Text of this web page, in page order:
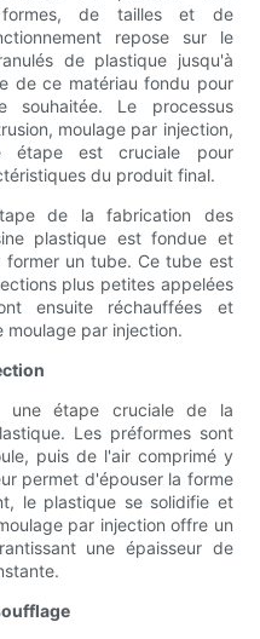
de tailles et de
repose sur le
de plastique jusqu'à
de ce matériau fondu pour
Le processus
moulage par injection,
étape est cruciale pour
du produit final.
de la fabrication des
plastique est fondue et
un tube. Ce tube est
plus petites appelées
ensuite réchauffées et
moulage par injection.
une étape cruciale de la
Les préformes sont
puis de l'air comprimé y
permet d'épouser la forme
le plastique se solidifie et
par injection offre un
une épaisseur de